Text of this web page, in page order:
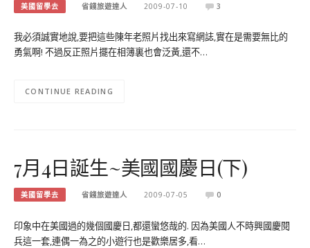
美國留學去 省錢旅遊達人 2009-07-10 3
我必須誠實地說,要把這些陳年老照片找出來寫網誌,實在是需要無比的
勇氣啊! 不過反正照片擺在相簿裏也會泛黃,還不…
CONTINUE READING
7月4日誕生~美國國慶日(下)
美國留學去 省錢旅遊達人 2009-07-05 0
印象中在美國過的幾個國慶日,都還蠻悠哉的. 因為美國人不時興國慶閱
兵這一套,連偶一為之的小遊行也是歡樂居多,看…